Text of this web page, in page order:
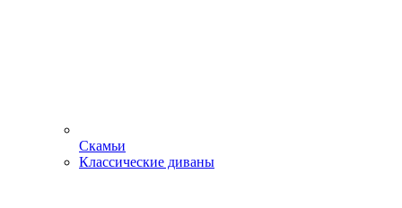
Скамьи
Классические диваны